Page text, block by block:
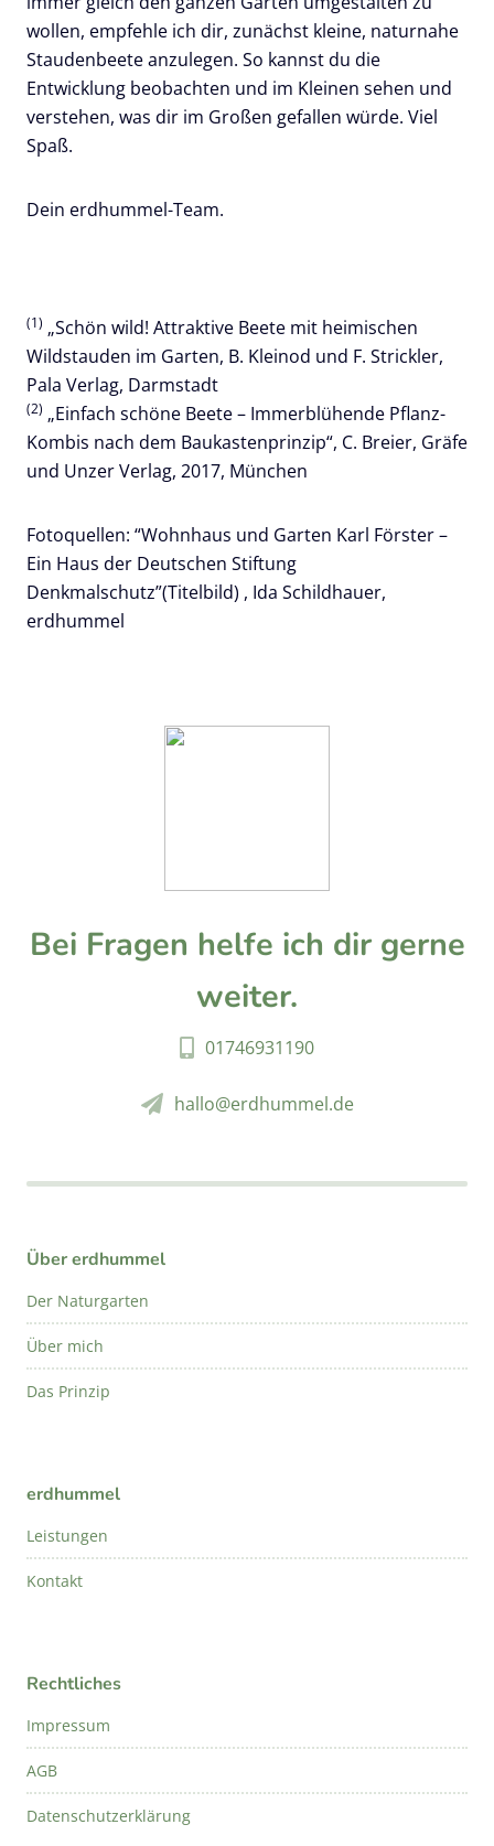
wollen, empfehle ich dir, zunächst kleine, naturnahe
Staudenbeete anzulegen. So kannst du die
Entwicklung beobachten und im Kleinen sehen und
verstehen, was dir im Großen gefallen würde. Viel
Spaß.
Dein erdhummel-Team.
(1) „Schön wild! Attraktive Beete mit heimischen
Wildstauden im Garten, B. Kleinod und F. Strickler,
Pala Verlag, Darmstadt
(2) „Einfach schöne Beete – Immerblühende Pflanz-
Kombis nach dem Baukastenprinzip“, C. Breier, Gräfe
und Unzer Verlag, 2017, München
Fotoquellen: “Wohnhaus und Garten Karl Förster –
Ein Haus der Deutschen Stiftung
Denkmalschutz”(Titelbild) , Ida Schildhauer,
erdhummel
Bei Fragen helfe ich dir gerne
weiter.
01746931190
hallo@erdhummel.de
Über erdhummel
Der Naturgarten
Über mich
Das Prinzip
erdhummel
Leistungen
Kontakt
Rechtliches
Impressum
AGB
Datenschutzerklärung